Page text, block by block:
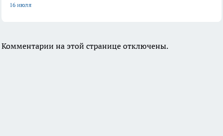
16 июля
Комментарии на этой странице отключены.